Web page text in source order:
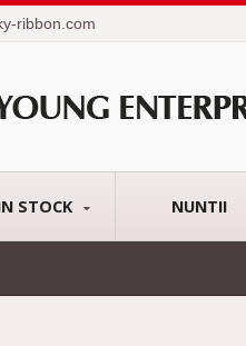
ribbon.com
STOCK NUNTII